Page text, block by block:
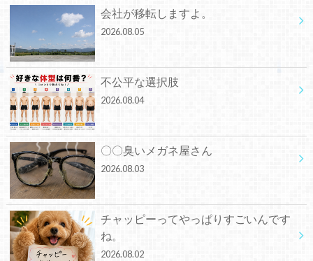
会社が移転しますよ。
2026.08.05
不公平な選択肢
2026.08.04
〇〇臭いメガネ屋さん
2026.08.03
チャッピーってやっぱりすごいんです
ね。
2026.08.02